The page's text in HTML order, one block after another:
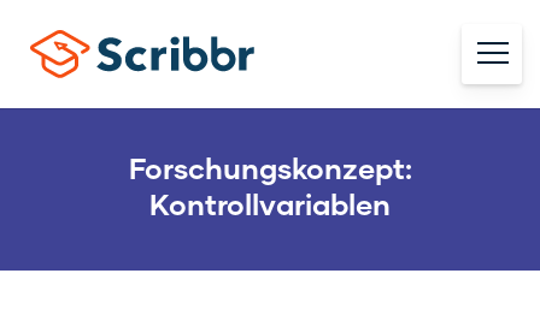
Forschungskonzept:
Kontrollvariablen